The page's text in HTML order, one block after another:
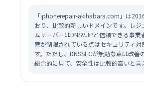
「iphonerepair-akihabara.com」は
おり、比較的新しいドメインです。レジ
ムサーバーはDNSV.JPと信頼できる事業
管が制限されている点はセキュリティ対
す。ただし、DNSSECが無効な点は改善
総合的に見て、安全性は比較的高いと言